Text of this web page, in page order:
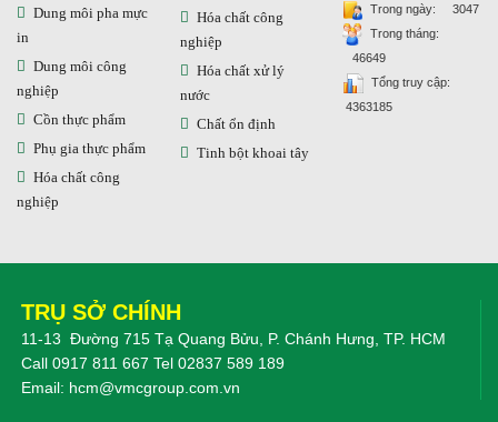
Dung môi pha mực
in
Dung môi công
nghiệp
Cồn thực phẩm
Phụ gia thực phẩm
Hóa chất công
nghiệp
Hóa chất công
nghiệp
Hóa chất xử lý
nước
Chất ổn định
Tinh bột khoai tây
Trong ngày: 3047
Trong tháng:
46649
Tổng truy cập:
4363185
TRỤ SỞ CHÍNH
11-13 Đường 715 Tạ Quang Bửu, P. Chánh Hưng, TP. HCM
Call 0917 811 667 Tel 02837 589 189
Email: hcm@vmcgroup.com.vn